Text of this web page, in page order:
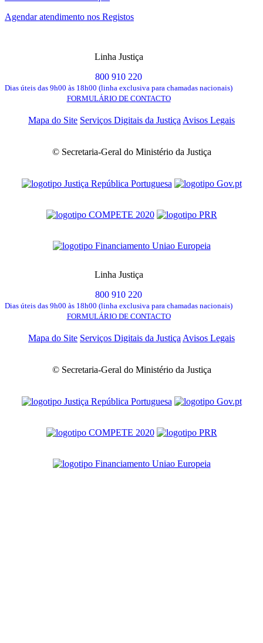
Agendar atendimento nos Registos
Linha Justiça
800 910 220
Dias úteis das 9h00 às 18h00 (linha exclusiva para chamadas nacionais)
FORMULÁRIO DE CONTACTO
Mapa do Site Serviços Digitais da Justiça Avisos Legais
© Secretaria-Geral do Ministério da Justiça
Linha Justiça
800 910 220
Dias úteis das 9h00 às 18h00 (linha exclusiva para chamadas nacionais)
FORMULÁRIO DE CONTACTO
Mapa do Site Serviços Digitais da Justiça Avisos Legais
© Secretaria-Geral do Ministério da Justiça